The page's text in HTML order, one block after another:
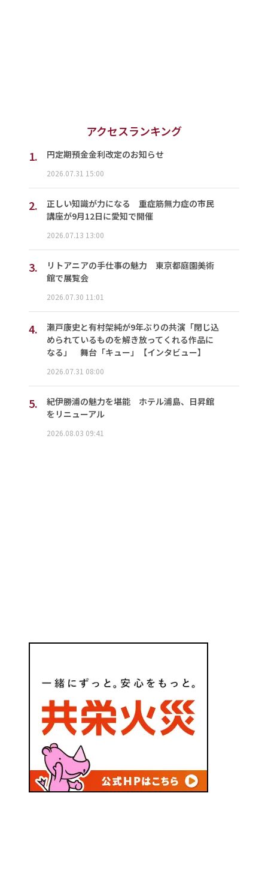
アクセスランキング
1.
円定期預金金利改定のお知らせ
2026.07.31 15:00
2.
正しい知識が力になる 重症筋無力症の市民
講座が9月12日に愛知で開催
2026.07.13 13:00
3.
リトアニアの手仕事の魅力 東京都庭園美術
館で展覧会
2026.07.30 11:01
4.
瀬戸康史と有村架純が9年ぶりの共演「閉じ込
められているものを解き放ってくれる作品に
なる」 舞台「キュー」【インタビュー】
2026.07.31 08:00
5.
紀伊勝浦の魅力を堪能 ホテル浦島、日昇館
をリニューアル
2026.08.03 09:41